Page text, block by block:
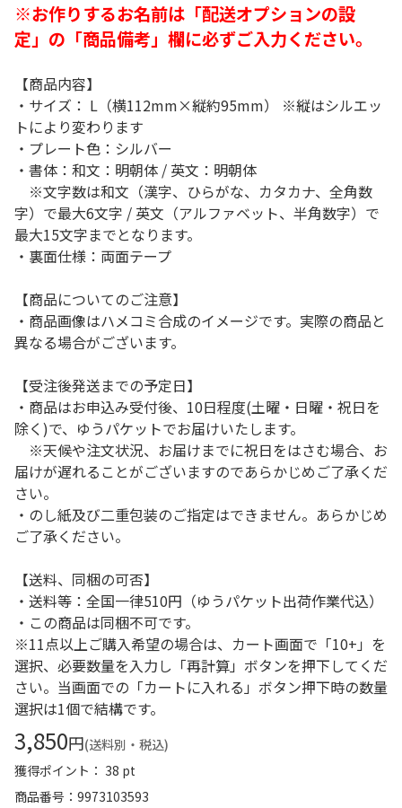
※お作りするお名前は「配送オプションの設
定」の「商品備考」欄に必ずご入力ください。
【商品内容】
・サイズ： L（横112mm×縦約95mm） ※縦はシルエッ
トにより変わります
・プレート色：シルバー
・書体：和文：明朝体 / 英文：明朝体
※文字数は和文（漢字、ひらがな、カタカナ、全角数
字）で最大6文字 / 英文（アルファベット、半角数字）で
最大15文字までとなります。
・裏面仕様：両面テープ
【商品についてのご注意】
・商品画像はハメコミ合成のイメージです。実際の商品と
異なる場合がございます。
【受注後発送までの予定日】
・商品はお申込み受付後、10日程度(土曜・日曜・祝日を
除く)で、ゆうパケットでお届けいたします。
※天候や注文状況、お届けまでに祝日をはさむ場合、お
届けが遅れることがございますのであらかじめご了承くだ
さい。
・のし紙及び二重包装のご指定はできません。あらかじめ
ご了承ください。
【送料、同梱の可否】
・送料等：全国一律510円（ゆうパケット出荷作業代込）
・この商品は同梱不可です。
※11点以上ご購入希望の場合は、カート画面で「10+」を
選択、必要数量を入力し「再計算」ボタンを押下してくだ
さい。当画面での「カートに入れる」ボタン押下時の数量
選択は1個で結構です。
3,850円(送料別・税込)
獲得ポイント： 38 pt
商品番号
9973103593